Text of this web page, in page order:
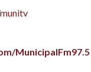
MunicipalFm97.5